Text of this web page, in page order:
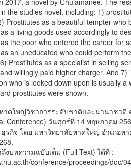
the studies novel, including: 1)
Prostitutes as a beautiful tempter
a living goods used accordingly to
the poor who entered the career for
an uneducated who could perform
Prostitutes as a specialist in selling
willingly paid higher charger. And
who is looked down upon is usually
prostitutes were shown.
าดใหญ่วิชาการระดับชาติและนานาชาติ
Conference) วันศุกร์ที่ 14 พฤษภาคม
รกิจ โดย มหาวิทยาลัยหาดใหญ่ อำเภอห
งบทความฉบับเต็ม (Full Text) ได้ที่ :
conference/proceedings/